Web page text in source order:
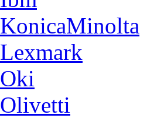
KonicaMinolta
Lexmark
Oki
Olivetti